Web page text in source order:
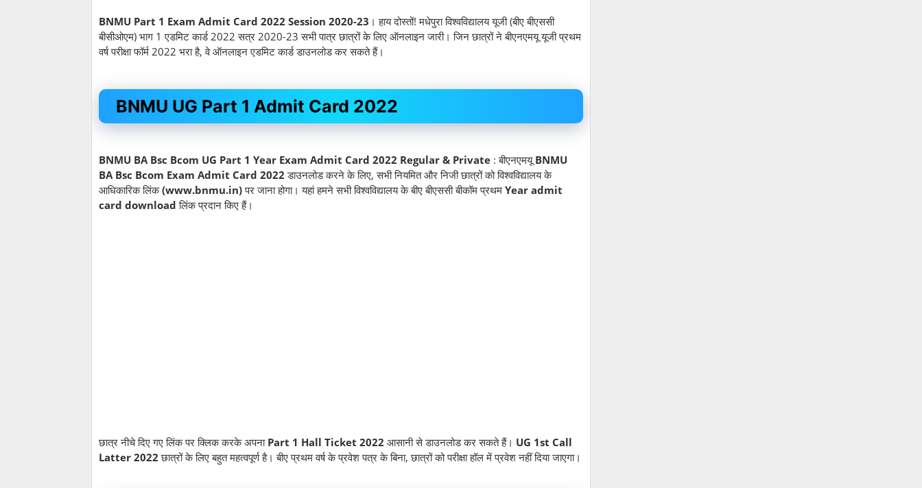
BNMU Part 1 Exam Admit Card 2022 Session 2020-23 । हाय दोस्तों! मधेपुरा विश्वविद्यालय यूजी (बीए बीएससी
बीसीओएम) भाग 1 एडमिट कार्ड 2022 सत्र 2020-23 सभी पात्र छात्रों के लिए ऑनलाइन जारी। जिन छात्रों ने बीएनएमयू यूजी प्रथम
वर्ष परीक्षा फॉर्म 2022 भरा है, वे ऑनलाइन एडमिट कार्ड डाउनलोड कर सकते हैं।
BNMU UG Part 1 Admit Card 2022
BNMU BA Bsc Bcom UG Part 1 Year Exam Admit Card 2022 Regular & Private : बीएनएमयूBNMU
BA Bsc Bcom Exam Admit Card 2022 डाउनलोड करने के लिए, सभी नियमित और निजी छात्रों को विश्वविद्यालय के
आधिकारिक लिंक(www.bnmu.in)पर जाना होगा। यहां हमने सभी विश्वविद्यालय के बीए बीएससी बीकॉम प्रथम Year admit
card download लिंक प्रदान किए हैं।
छात्र नीचे दिए गए लिंक पर क्लिक करके अपना Part 1 Hall Ticket 2022 आसानी से डाउनलोड कर सकते हैं। UG 1st Call
Latter 2022 छात्रों के लिए बहुत महत्वपूर्ण है। बीए प्रथम वर्ष के प्रवेश पत्र के बिना, छात्रों को परीक्षा हॉल में प्रवेश नहीं दिया जाएगा।